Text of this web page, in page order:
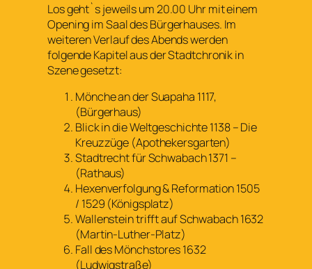
Los geht`s jeweils um 20.00 Uhr mit einem
Opening im Saal des Bürgerhauses. Im
weiteren Verlauf des Abends werden
folgende Kapitel aus der Stadtchronik in
Szene gesetzt:
Mönche an der Suapaha 1117,
(Bürgerhaus)
Blick in die Weltgeschichte 1138 – Die
Kreuzzüge (Apothekersgarten)
Stadtrecht für Schwabach 1371 –
(Rathaus)
Hexenverfolgung & Reformation 1505
/ 1529 (Königsplatz)
Wallenstein trifft auf Schwabach 1632
(Martin-Luther-Platz)
Fall des Mönchstores 1632
(Ludwigstraße)